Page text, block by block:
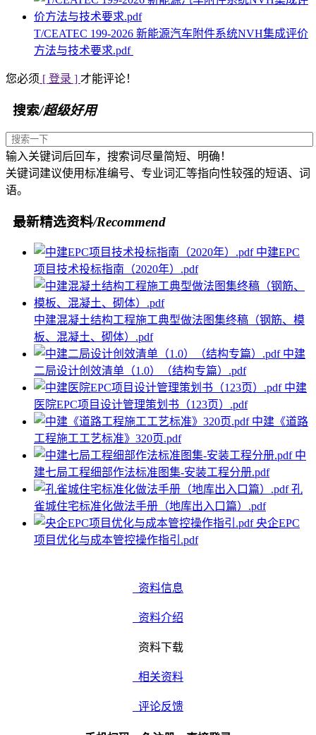
T/CEATEC 199-2026 新能源汽车附件系统NVH集成评价
方法与技术要求.pdf
您必须 [ 登录 ] 才能评论！
搜索/超级好用
输入关键词后回车，搜索词尽量简短、明确！
关键词建议使用标准编号、专业词汇等指向性较强的短语、词
语。
最新精选资料/Recommend
中建EPC
项目技术投标指南（2020年）.pdf
中建混凝土结构工程施工典型做法图集终稿（钢筋、模
板、混凝土、砌体）.pdf
中建
二局设计创效清单（1.0）（结构专篇）.pdf
中建
医院EPC项目设计管理策划书（123页）.pdf
中建《道路
工程施工工艺标准》320页.pdf
中
建七局工程细部作法标准图集-安装工程分册.pdf
孔
雀城住宅标准化做法手册（地库出入口篇）.pdf
央企EPC
项目优化与成本管控操作指引.pdf
资料信息
资料介绍
资料下载
相关资料
评论反馈